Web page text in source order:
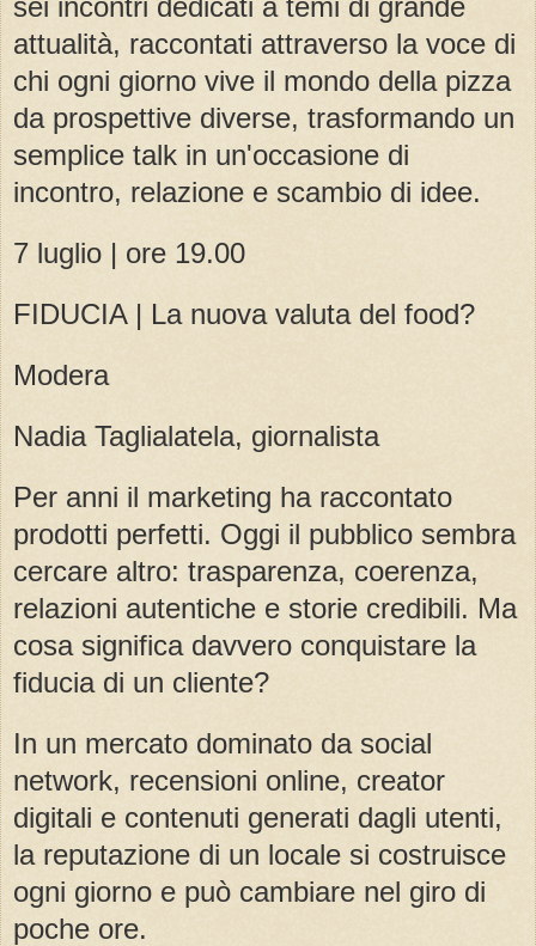
attualità, raccontati attraverso la voce di
chi ogni giorno vive il mondo della pizza
da prospettive diverse, trasformando un
semplice talk in un'occasione di
incontro, relazione e scambio di idee.
7 luglio | ore 19.00
FIDUCIA | La nuova valuta del food?
Modera
Nadia Taglialatela, giornalista
Per anni il marketing ha raccontato
prodotti perfetti. Oggi il pubblico sembra
cercare altro: trasparenza, coerenza,
relazioni autentiche e storie credibili. Ma
cosa significa davvero conquistare la
fiducia di un cliente?
In un mercato dominato da social
network, recensioni online, creator
digitali e contenuti generati dagli utenti,
la reputazione di un locale si costruisce
ogni giorno e può cambiare nel giro di
poche ore.